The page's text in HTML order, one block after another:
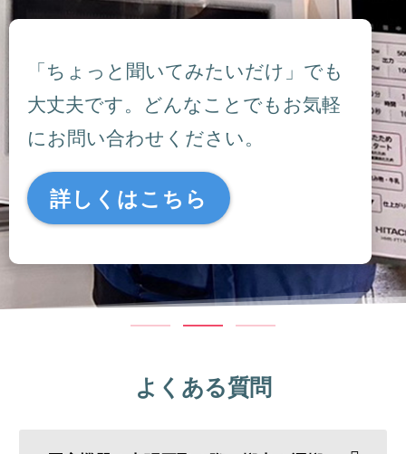
「ちょっと聞いてみたいだけ」でも
大丈夫です。どんなことでもお気軽
にお問い合わせください。
詳しくはこちら
よくある質問